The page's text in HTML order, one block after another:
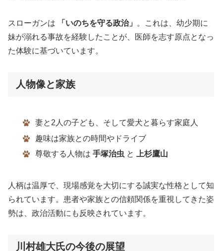
スローガンは 「いのちを守る政治」
。これは、幼少期に
妹が溺れる事故を経験したことが、医師を志す原点となっ
た体験に基づいています。
人物像と家族
妻と2人の子ども、そして愛犬と暮らす家庭人
趣味は家族との時間やドライブ
尊敬する人物は 手塚治虫 と 上杉鷹山
人柄は温厚で、現場感覚を大切にする誠実な性格として知
られています。患者や家族との信頼関係を重視してきた姿
勢は、政治活動にも反映されています。
川村雄大氏の今後の展望